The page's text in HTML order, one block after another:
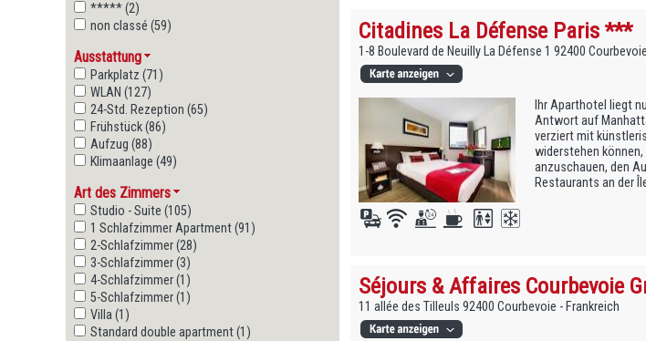
***** (2)
non classé (59)
Ausstattung
Parkplatz (71)
WLAN (127)
24-Std. Rezeption (65)
Frühstück (86)
Aufzug (88)
Klimaanlage (49)
Art des Zimmers
Studio - Suite (105)
1 Schlafzimmer Apartment (91)
2-Schlafzimmer (28)
3-Schlafzimmer (3)
4-Schlafzimmer (1)
5-Schlafzimmer (1)
Villa (1)
Standard double apartment (1)
Citadines La Défense Paris ***
1-8 Boulevard de Neuilly La Défense 1 92400
Ihr Aparthotel liegt
Antwort auf
verziert mit
widerstehen
anzuschauen, den
Restaurants an der
Séjours & Affaires Courbevoie
11 allée des Tilleuls 92400 Courbevoie - Frankreich